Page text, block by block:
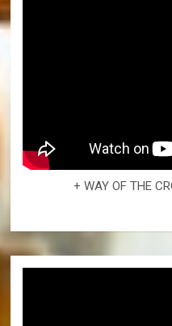
+ WAY OF THE